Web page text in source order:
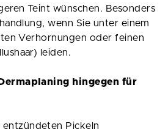
Teint wünschen. Besonders
wenn Sie unter einem
Verhornungen oder feinen
leiden.
hingegen für
Pickeln